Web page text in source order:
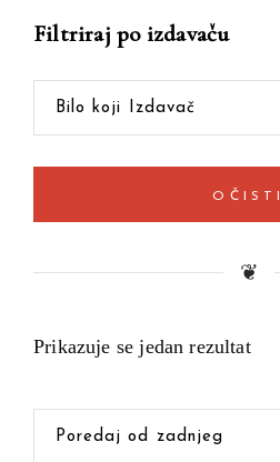
Prikazuje se jedan rezultat
Poredaj od zadnjeg
Filtriraj po izdavaču
Bilo koji Izdavač
OČISTI
❦